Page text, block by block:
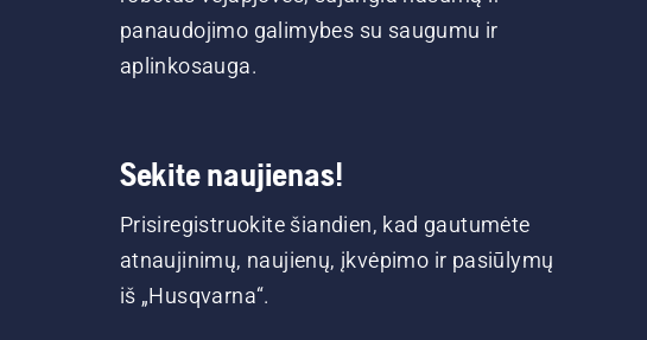
panaudojimo galimybes su saugumu ir
aplinkosauga.
Sekite naujienas!
Prisiregistruokite šiandien, kad gautumėte
atnaujinimų, naujienų, įkvėpimo ir pasiūlymų
iš „Husqvarna“.